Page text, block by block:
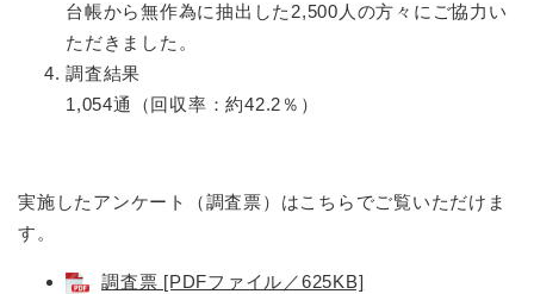
台帳から無作為に抽出した2,500人の方々にご協力い
ただきました。
調査結果
1,054通（回収率：約42.2％）
実施したアンケート（調査票）はこちらでご覧いただけま
す。
調査票 [PDFファイル／625KB]